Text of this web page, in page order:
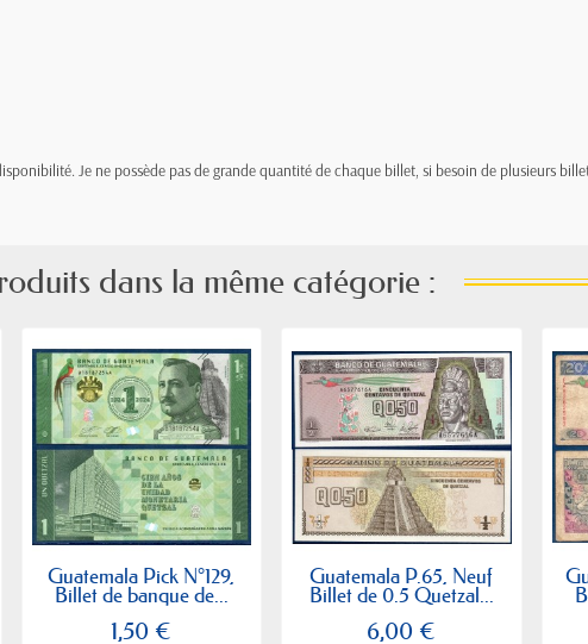
Je ne possède pas de grande quantité de chaque billet, si besoin de plusieurs
dans la même catégorie :
Guatemala Pick N°129,
Billet de banque de...
1,50 €
Guatemala P.65, Neuf
Billet de 0.5 Quetzal...
6,00 €